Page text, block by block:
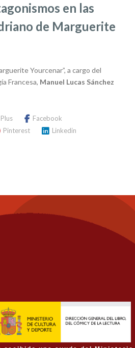
en las
de Marguerite
Yourcenar”, a cargo del
Francesa, Manuel Lucas Sánchez
Facebook
Pinterest Linkedin